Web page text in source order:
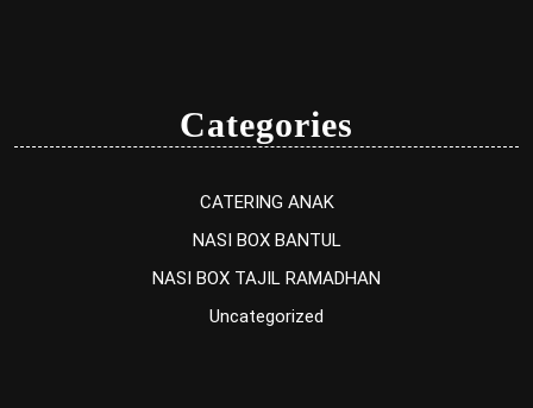
Categories
CATERING ANAK
NASI BOX BANTUL
NASI BOX TAJIL RAMADHAN
Uncategorized